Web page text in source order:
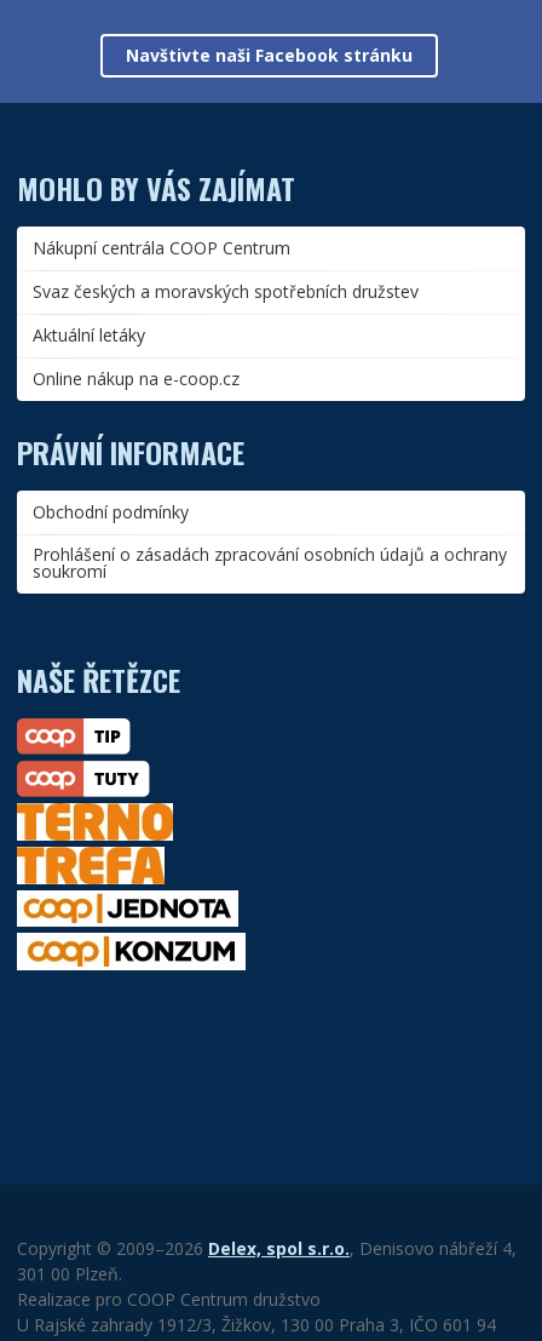
Navštivte naši Facebook stránku
MOHLO BY VÁS ZAJÍMAT
Nákupní centrála COOP Centrum
Svaz českých a moravských spotřebních družstev
Aktuální letáky
Online nákup na e-coop.cz
PRÁVNÍ INFORMACE
Obchodní podmínky
Prohlášení o zásadách zpracování osobních údajů a ochrany
soukromí
NAŠE ŘETĚZCE
Copyright © 2009–2026 Delex, spol s.r.o., Denisovo nábřeží 4,
301 00 Plzeň.
Realizace pro COOP Centrum družstvo
U Rajské zahrady 1912/3, Žižkov, 130 00 Praha 3, IČO 601 94